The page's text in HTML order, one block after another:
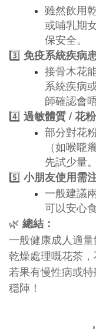
雖然飲用
或哺乳期
保安全。
3️⃣ 免疫系統疾病
接骨木花
系統疾病
師確認會
4️⃣ 過敏體質 / 花
部分對花
（如喉嚨
先試少量。
5️⃣ 小朋友使用需
一般建議
可以安心食
🌿 總結：
一般健康成人適
乾燥處理嘅花茶，
若果有慢性病或
穩陣！